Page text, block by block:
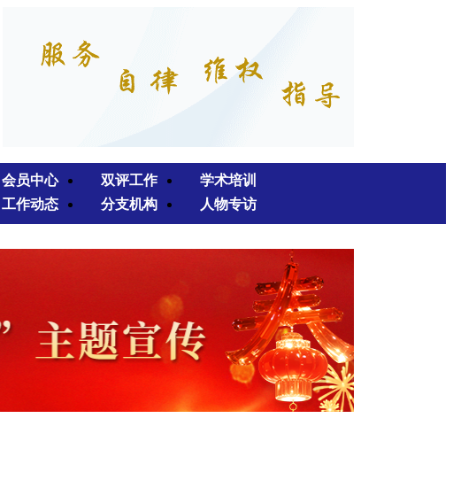
会员中心 双评工作
学术培训
工作动态 分支机构
人物专访